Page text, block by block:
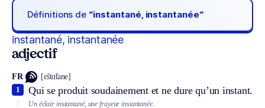
Définitions de “instantané, instantanée“
instantané, instantanée
adjectif
FR [ɛ̃stɑ̃tane]
Qui se produit soudainement et ne dure qu’un instant.
1
Un éclair instantané, une frayeur instantanée.